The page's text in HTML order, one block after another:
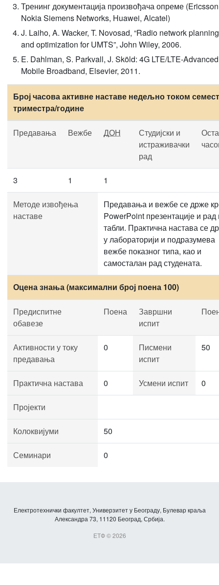
Тренинг документација произвођача опреме
Nokia Siemens Networks, Huawei, Alcatel)
J. Laiho, A. Wacker, T. Novosad, “Radio network planning
and optimization for UMTS”, John Wiley, 2006.
E. Dahlman, S. Parkvall, J. Sköld: 4G LTE/LTE-
Mobile Broadband, Elsevier, 2011.
Број часова активне наставе недељно током
триместра/године
Предавања Вежбе ДОН
Студијски и
истраживачки
рад
3 1 1
Методе извођења
наставе
Предавања и вежбе се држе
PowerPoint презентације и рад
табли. Практична настава се
у лабораторији и подразумева
вежбе показног типа, као и
самосталан рад студената.
Оцена знања (максимални број поена 100)
Предиспитне
обавезе
Поена
Завршни
испит
Активности у току
предавања
0
Писмени
испит
50
Практична настава 0 Усмени испит 0
Пројекти
Колоквијуми 50
Семинари 0
Електротехнички факултет, Универзитет у Београду, Булевар краља
Александра 73, 11120 Београд, Србија.
ЕТФ © 2026